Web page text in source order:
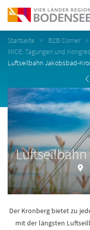
Startseite
B2B Corner
MICE: Tagungen und
Luftseilbahn Jakobsbad-
Der Kronberg bietet zu
mit der längsten